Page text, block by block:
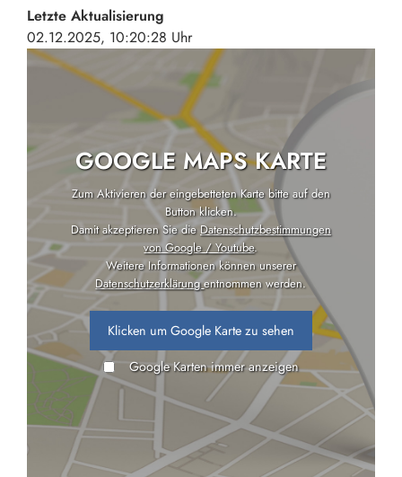
Letzte Aktualisierung
02.12.2025, 10:20:28 Uhr
GOOGLE MAPS KARTE
Zum Aktivieren der eingebetteten Karte bitte auf den
Button klicken.
Damit akzeptieren Sie dieDatenschutzbestimmungen
von Google / Youtube.
Weitere Informationen können unserer
Datenschutzerklärungentnommen werden.
Klicken um Google Karte zu sehen
Google Karten immer anzeigen